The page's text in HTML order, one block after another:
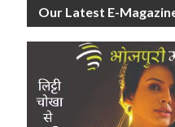
Our Latest E-